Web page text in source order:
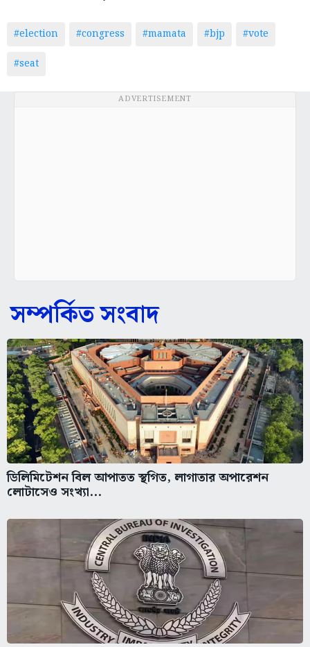
#election #congress #mamata #bjp
#vote
#seat
ADVERTISEMENT
সম্পর্কিত সংবাদ
ডিলিমিটেশন বিল আপাতত স্থগিত, লাগাতার অপারেশন
লোটাসেও সংখ্যা...